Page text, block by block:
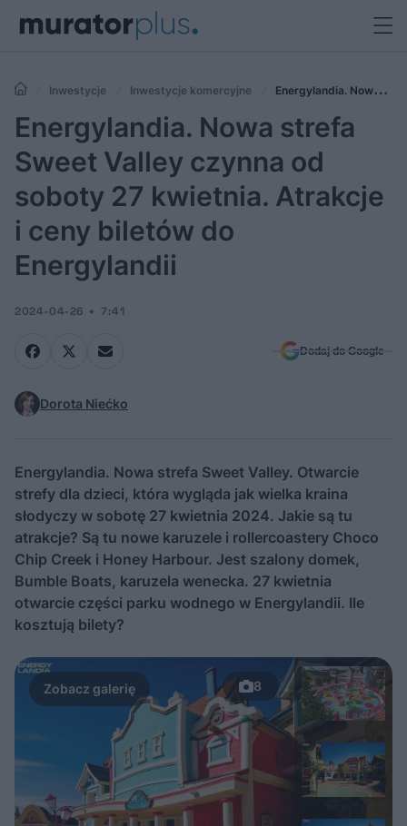
Inwestycje Inwestycje komercyjne
Energylandia. Nowa
strefa Sweet Valley czynna od soboty 27 kwietnia. Atrakcje i ceny
biletów do Energylandii
Energylandia. Nowa strefa
Sweet Valley czynna od
soboty 27 kwietnia. Atrakcje
i ceny biletów do
Energylandii
2024-04-26 7:41
Dodaj do Google
Dorota Niećko
Energylandia. Nowa strefa Sweet Valley. Otwarcie
strefy dla dzieci, która wygląda jak wielka kraina
słodyczy w sobotę 27 kwietnia 2024. Jakie są tu
atrakcje? Są tu nowe karuzele i rollercoastery Choco
Chip Creek i Honey Harbour. Jest szalony domek,
Bumble Boats, karuzela wenecka. 27 kwietnia
otwarcie części parku wodnego w Energylandii. Ile
kosztują bilety?
8